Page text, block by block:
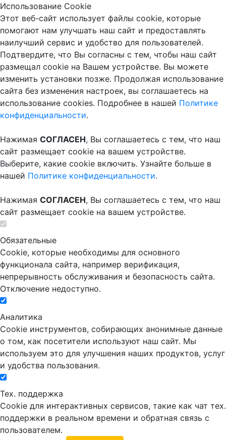
Использование Cookie
Этот веб-сайт использует файлы cookie, которые
помогают нам улучшать наш сайт и предоставлять
наилучший сервис и удобство для пользователей.
Подтвердите, что Вы согласны с тем, чтобы наш сайт
размещал cookie на Вашем устройстве. Вы можете
изменить установки позже. Продолжая использование
сайта без изменения настроек, вы соглашаетесь на
использование cookies. Подробнее в нашей Политике
конфиденциальности.
Нажимая СОГЛАСЕН, Вы соглашаетесь с тем, что наш
сайт размещает cookie на вашем устройстве.
Выберите, какие cookie включить. Узнайте больше в
нашей Политике конфиденциальности.
Нажимая СОГЛАСЕН, Вы соглашаетесь с тем, что наш
сайт размещает cookie на вашем устройстве.
Обязательные
Cookie, которые необходимы для основного
функционала сайта, например верификация,
непрерывность обслуживания и безопасность сайта.
Отключение недоступно.
Аналитика
Cookie инструментов, собирающих анонимные данные
о том, как посетители используют наш сайт. Мы
используем это для улучшения наших продуктов, услуг
и удобства пользования.
Тех. поддержка
Cookie для интерактивных сервисов, такие как чат тех.
поддержки в реальном времени и обратная связь с
пользователем.